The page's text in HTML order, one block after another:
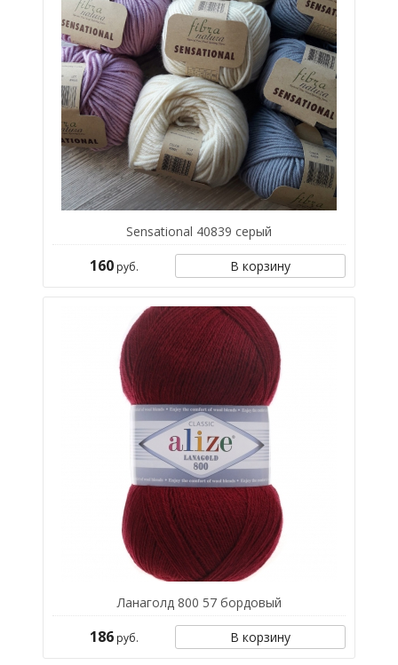
Sensational 40839 серый
160руб. В корзину
Ланаголд 800 57 бордовый
186руб. В корзину